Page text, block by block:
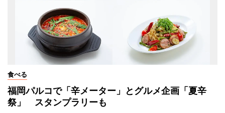
食べる
福岡パルコで「辛メーター」とグルメ企画「夏辛
祭」 スタンプラリーも